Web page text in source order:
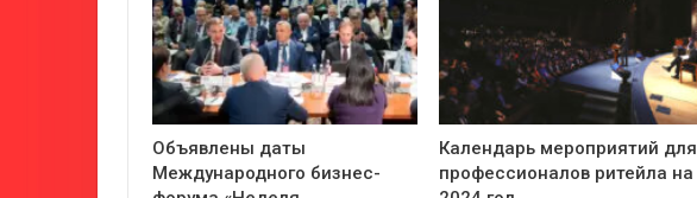
Объявлены даты
Международного бизнес-
Календарь мероприятий для
профессионалов ритейла на